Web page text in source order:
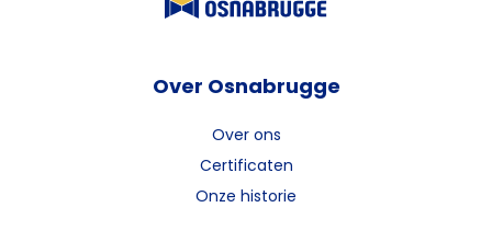
Over Osnabrugge
Over ons
Certificaten
Onze historie